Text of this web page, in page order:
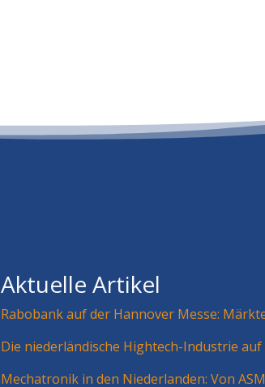
Aktuelle Artikel
Rabobank auf der Hannover Messe:
Die niederländische Hightech-Industrie
Mechatronik in den Niederlanden: Von